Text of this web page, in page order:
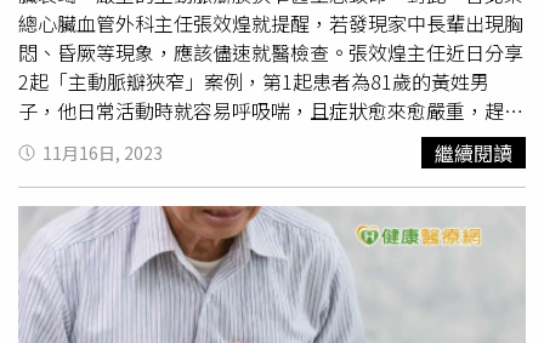
分為傳統開胸手術、小傷口手術、微創手術。陳胤嘉醫師指
出，二尖瓣膜會以修補為主，不適合修補才考慮置換；而主
動脈瓣膜無論是狹窄或是逆流，通常會進行置換手術。傳統
開胸手術：傷口大，胸骨癒合恢復期較長，但手術風險較小
傷口手術低，較適合進行複雜性手術。小傷口手術：不用打
開或只需打開部分胸骨，傷口約4-6公分，術後恢復快，適
合年輕、低手術風險的患者。但限制較多，若心臟位置太
深、肺部有沾黏者較不適合。經導管瓣膜置換：從鼠蹊部或
頸部的血管放導管進入，利用支架撐開狹窄瓣膜，固定在原
本的瓣膜上。通常適用於不適合傳統手術、年紀大、肺功能
差、體能虛弱等高風險者。新型牛心生物瓣膜 加入二次置
總心臟血管外科主任張效煌就提醒，若發現家中長輩出現胸
悶、昏厥等現象，應該儘速就醫檢查。張效煌主任近日分享
2起「主動脈瓣狹窄」案例，第1起患者為81歲的黃姓男
子，他日常活動時就容易呼吸喘，且症狀愈來愈嚴重，趕緊
就醫治療，經診斷為重度主動脈瓣狹窄，瓣膜開口面積
（AVA）只剩0.9cm2；第2起患者為68歲胡姓女子，她曾經
接受腎臟移植手術，但移植腎再衰竭，而後又規則洗腎超過
10年，因有心律不整症狀，經心臟超音波檢查，診斷為重度
主動脈瓣狹窄，瓣膜開口面積（AVA）僅有0.53cm2。張效
煌主任表示，這2起案例皆為嚴重主動脈瓣膜狹窄，台北榮
總導管瓣膜團隊用引進的新型主動脈瓣膜系統，成功搶救2
11月16日, 2023 繼續閱讀